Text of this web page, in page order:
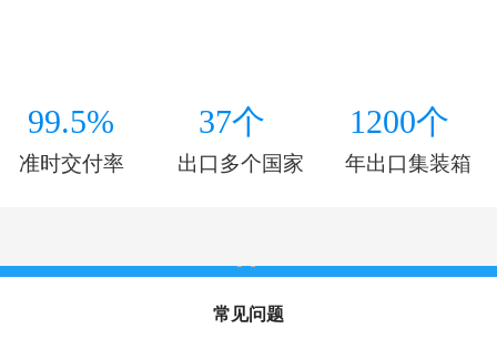
1200个
年出口集装箱
37个
出口多个国家
99.5%
准时交付率
常见问题